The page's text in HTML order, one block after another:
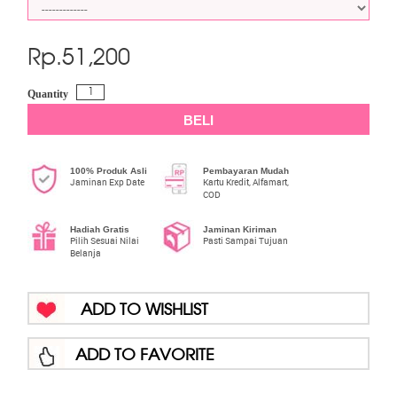
Rp.51,200
Quantity
BELI
100% Produk Asli
Jaminan Exp Date
Pembayaran Mudah
Kartu Kredit, Alfamart,
COD
Hadiah Gratis
Pilih Sesuai Nilai
Belanja
Jaminan Kiriman
Pasti Sampai Tujuan
ADD TO WISHLIST
ADD TO FAVORITE